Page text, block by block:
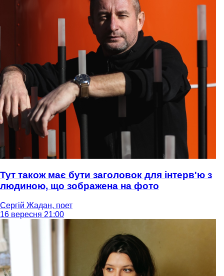
Тут також має бути заголовок для інтерв'ю з
людиною, що зображена на фото
Сергій Жадан, поет
16 вересня 21:00